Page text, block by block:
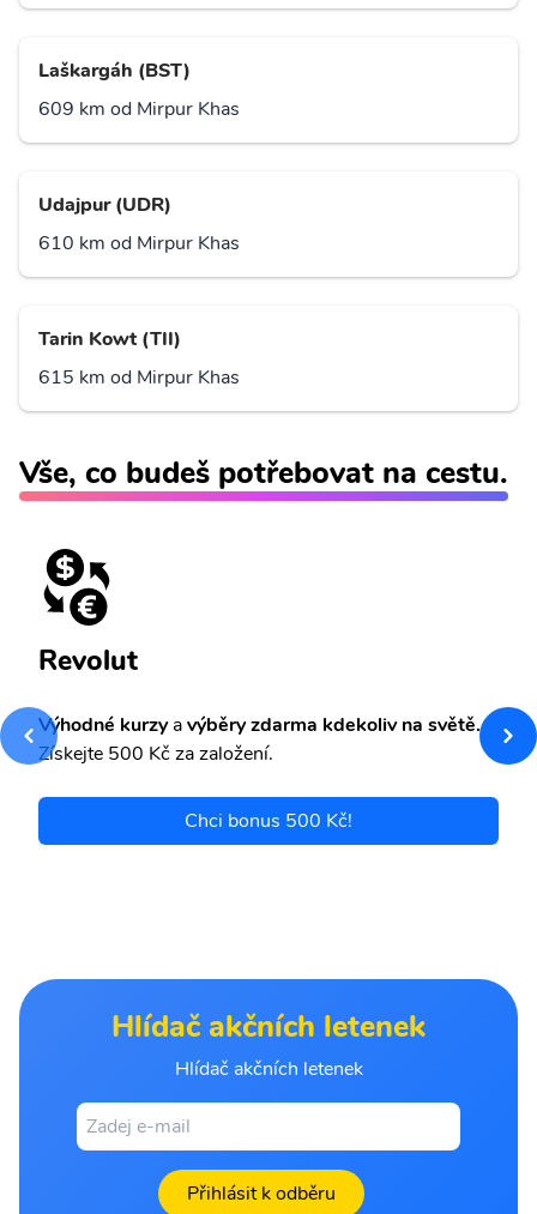
Laškargáh (BST)
609 km od Mirpur Khas
Udajpur (UDR)
610 km od Mirpur Khas
Tarin Kowt (TII)
615 km od Mirpur Khas
Vše, co budeš potřebovat na cestu.
Revolut
Výhodné kurzyavýběry zdarma kdekoliv na světě.
Získejte 500 Kč za založení.
Chci bonus 500 Kč!
Hlídač akčních letenek
Hlídač akčních letenek
Přihlásit k odběru